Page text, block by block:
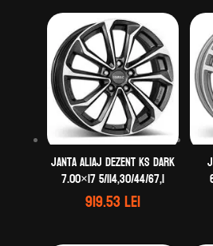
Janta aliaj DEZENT KS dark
7.00×17 5/114,30/44/67,1
919.53lei